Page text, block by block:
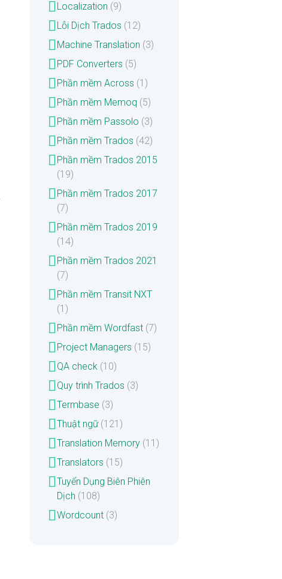
Localization (9)
Lỗi Dịch Trados (12)
Machine Translation (3)
PDF Converters (5)
Phần mềm Across (1)
Phần mềm Memoq (5)
Phần mềm Passolo (3)
Phần mềm Trados (42)
Phần mềm Trados 2015
(19)
Phần mềm Trados 2017
(7)
Phần mềm Trados 2019
(14)
Phần mềm Trados 2021
(7)
Phần mềm Transit NXT
(1)
Phần mềm Wordfast (7)
Project Managers (15)
QA check (10)
Quy trình Trados (3)
Termbase (3)
Thuật ngữ(121)
Translation Memory (11)
Translators (15)
Tuyển Dụng Biên Phiên
Dịch (108)
Wordcount (3)